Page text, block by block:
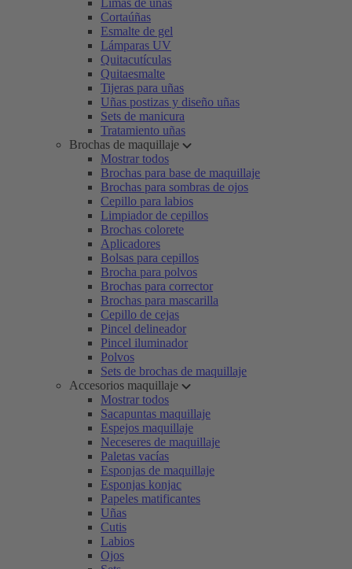
Limas de uñas
Cortaúñas
Esmalte de gel
Lámparas UV
Quitacutículas
Quitaesmalte
Tijeras para uñas
Uñas postizas y diseño uñas
Sets de manicura
Tratamiento uñas
Brochas de maquillaje
Mostrar todos
Brochas para base de maquillaje
Brochas para sombras de ojos
Cepillo para labios
Limpiador de cepillos
Brochas colorete
Aplicadores
Bolsas para cepillos
Brocha para polvos
Brochas para corrector
Brochas para mascarilla
Cepillo de cejas
Pincel delineador
Pincel iluminador
Polvos
Sets de brochas de maquillaje
Accesorios maquillaje
Mostrar todos
Sacapuntas maquillaje
Espejos maquillaje
Neceseres de maquillaje
Paletas vacías
Esponjas de maquillaje
Esponjas konjac
Papeles matificantes
Uñas
Cutis
Labios
Ojos